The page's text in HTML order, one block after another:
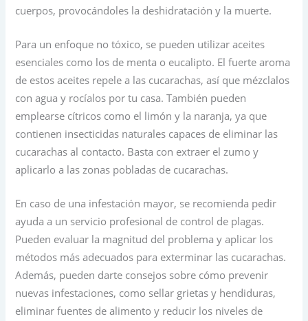
cuerpos, provocándoles la deshidratación y la muerte.
Para un enfoque no tóxico, se pueden utilizar aceites
esenciales como los de menta o eucalipto. El fuerte aroma
de estos aceites repele a las cucarachas, así que mézclalos
con agua y rocíalos por tu casa. También pueden
emplearse cítricos como el limón y la naranja, ya que
contienen insecticidas naturales capaces de eliminar las
cucarachas al contacto. Basta con extraer el zumo y
aplicarlo a las zonas pobladas de cucarachas.
En caso de una infestación mayor, se recomienda pedir
ayuda a un servicio profesional de control de plagas.
Pueden evaluar la magnitud del problema y aplicar los
métodos más adecuados para exterminar las cucarachas.
Además, pueden darte consejos sobre cómo prevenir
nuevas infestaciones, como sellar grietas y hendiduras,
eliminar fuentes de alimento y reducir los niveles de